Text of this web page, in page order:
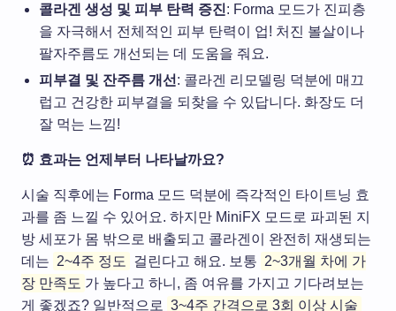
콜라겐 생성 및 피부 탄력 증진: Forma 모드가 진피층
을 자극해서 전체적인 피부 탄력이 업! 처진 볼살이나
팔자주름도 개선되는 데 도움을 줘요.
피부결 및 잔주름 개선 : 콜라겐 리모델링 덕분에 매끄
럽고 건강한 피부결을 되찾을 수 있답니다. 화장도 더
잘 먹는 느낌!
⏰ 효과는 언제부터 나타날까요?
시술 직후에는 Forma 모드 덕분에 즉각적인 타이트닝 효
과를 좀 느낄 수 있어요. 하지만 MiniFX 모드로 파괴된 지
방 세포가 몸 밖으로 배출되고 콜라겐이 완전히 재생되는
데는 2~4주 정도 걸린다고 해요. 보통 2~3개월 차에 가
장 만족도 가 높다고 하니, 좀 여유를 가지고 기다려보는
게 좋겠죠? 일반적으로 3~4주 간격으로 3회 이상 시술